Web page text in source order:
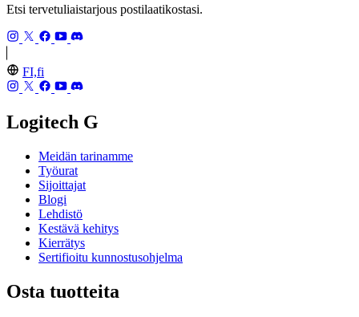
Etsi tervetuliaistarjous postilaatikostasi.
FI,fi
Logitech G
Meidän tarinamme
Työurat
Sijoittajat
Blogi
Lehdistö
Kestävä kehitys
Kierrätys
Sertifioitu kunnostusohjelma
Osta tuotteita